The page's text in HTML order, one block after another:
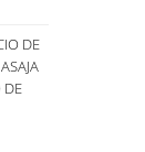
DE
DE